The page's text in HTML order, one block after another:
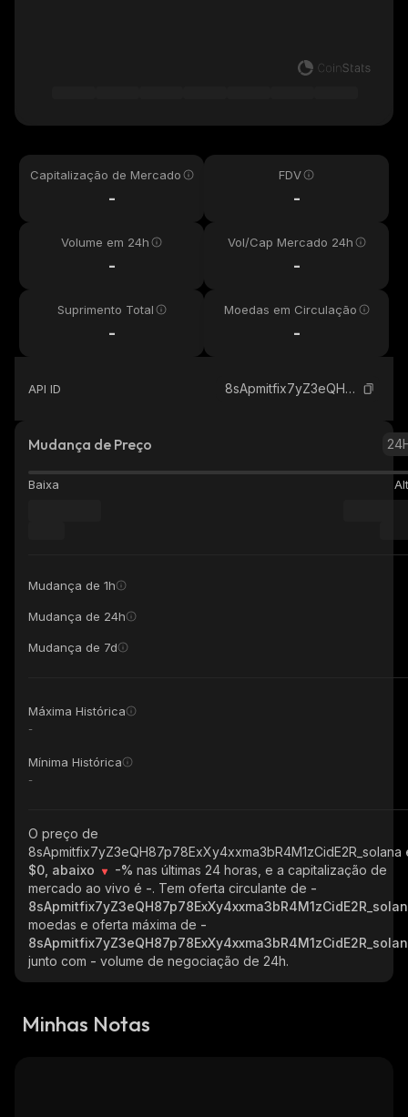
Capitalização de Mercado
-
FDV
-
Volume em 24h
-
Vol/Cap Mercado 24h
-
Suprimento Total
-
Moedas em Circulação
-
API ID 8sApmitfix7yZ3eQH87p78ExXy4xxma3bR4M1zCidE2R_solana
Mudança de Preço
Baixa
Mudança de 1h
Mudança de 24h
Mudança de 7d
Máxima Histórica
-
Mínima Histórica
-
O preço de
8sApmitfix7yZ3eQH87p78ExXy4xxma3bR4M1zCidE2R_solana
$0, abaixo
-% nas últimas 24 horas, e a capitalização de
mercado ao vivo é -. Tem oferta circulante de -
moedas e oferta máxima de -
junto com - volume de negociação de 24h.
Minhas Notas